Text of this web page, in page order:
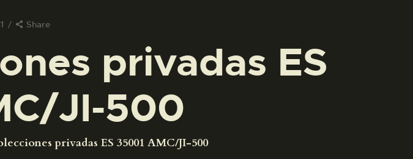
Share
privadas ES
JI-500
privadas ES 35001 AMC/JI-500